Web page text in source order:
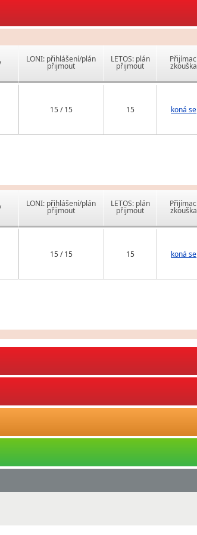
LONI: přihlášení/plán
přijmout
LETOS: plán
přijmout zkouška
15 / 15 15 koná se
LONI: přihlášení/plán
přijmout
LETOS: plán
přijmout zkouška
15 / 15 15 koná se